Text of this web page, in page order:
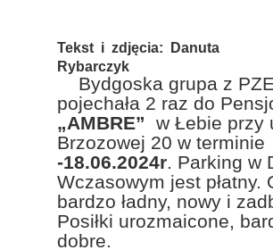
Tekst i zdjęcia: Danuta
Rybarczyk
Bydgoska grupa z
pojechała 2 raz do
„AMBRE” w Łebie przy
Brzozowej 20 w terminie
-18.06.2024r. Parking w
Wczasowym jest płatny.
bardzo ładny, nowy i
Posiłki urozmaicone,
dobre.